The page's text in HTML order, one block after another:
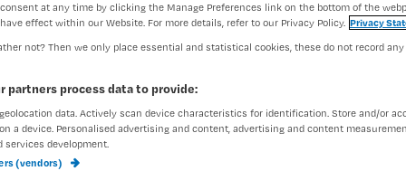
Ondanks de vele stage-uren die ze
meteen alles kan als ze als hbo-
at any time by clicking the Manage Preferences link on the bottom of the
effect within our Website. For more details, refer to our Privacy Policy. Privacy
not? Then we only place essential and statistical cookies, these do not record
partners process data to provide:
data. Actively scan device characteristics for identification. Store and/or
a device. Personalised advertising and content, advertising and content
services development.
(vendors)